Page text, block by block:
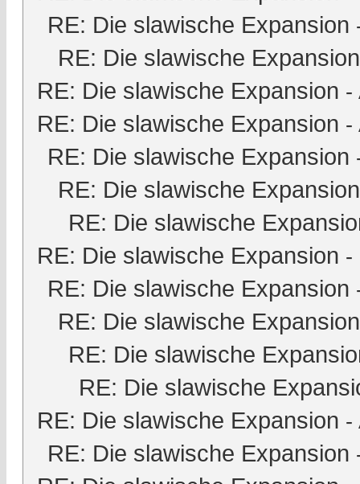
RE: Die slawische Expansion
RE: Die slawische Expansion
RE: Die slawische Expansion -
RE: Die slawische Expansion -
RE: Die slawische Expansion
RE: Die slawische Expansion
RE: Die slawische
RE: Die slawische Expansion -
RE: Die slawische Expansion
RE: Die slawische Expansion
RE: Die slawische
RE: Die slawische
RE: Die slawische Expansion -
RE: Die slawische Expansion